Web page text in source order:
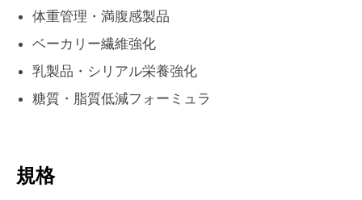
体重管理・満腹感製品
ベーカリー繊維強化
乳製品・シリアル栄養強化
糖質・脂質低減フォーミュラ
規格